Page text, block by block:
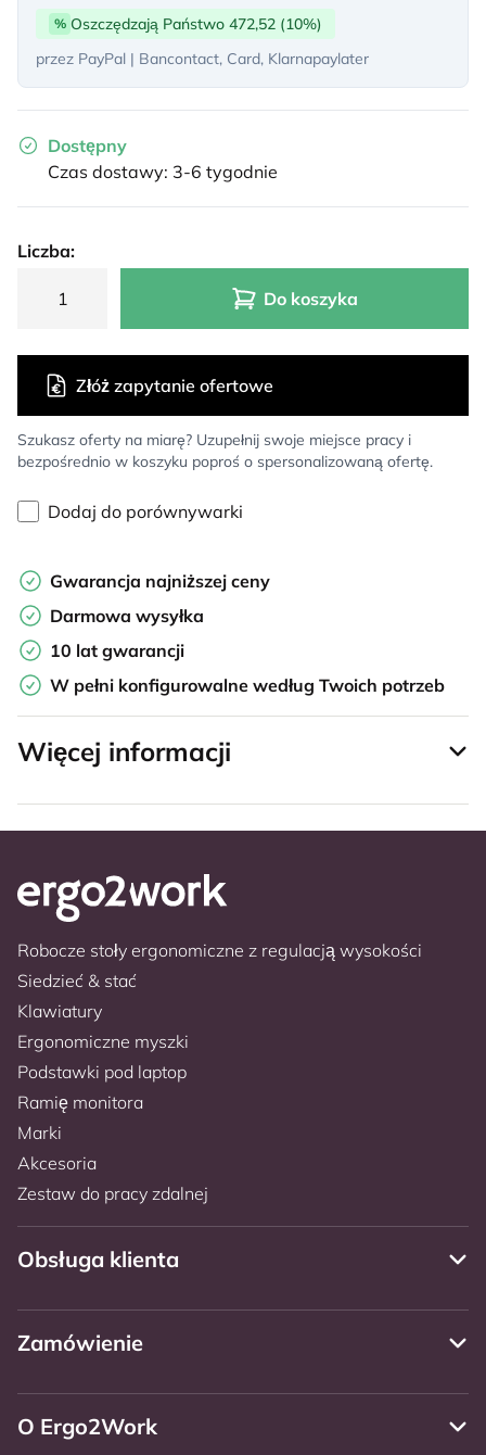
% Oszczędzają Państwo 472,52 (10%)
przez PayPal | Bancontact, Card, Klarnapaylater
Dostępny
Czas dostawy: 3-6 tygodnie
Liczba:
Do koszyka
Szukasz oferty na miarę? Uzupełnij swoje miejsce pracy i
bezpośrednio w koszyku poproś o spersonalizowaną ofertę.
Złóż zapytanie ofertowe
Dodaj do porównywarki
Gwarancja najniższej ceny
Darmowa wysyłka
10 lat gwarancji
W pełni konfigurowalne według Twoich potrzeb
Więcej informacji
Robocze stoły ergonomiczne z regulacją wysokości
Siedzieć & stać
Klawiatury
Ergonomiczne myszki
Podstawki pod laptop
Ramię monitora
Marki
Akcesoria
Zestaw do pracy zdalnej
Obsługa klienta
Zamówienie
O Ergo2Work